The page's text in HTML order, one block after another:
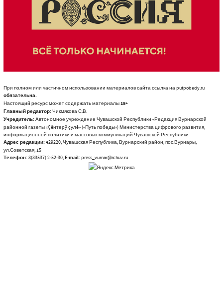
При полном или частичном использовании материалов сайта ссылка на putpobedy.ru
обязательна.
Настоящий ресурс может содержать материалы18+
Главный редактор:Чикмякова С.В.
Учредитель:Автономное учреждение Чувашской Республики «Редакция Вурнарской
районной газеты «Çĕнтерÿ çулĕ» («Путь победы») Министерства цифрового развития,
информационной политики и массовых коммуникаций Чувашской Республики
Адрес редакции:429220, Чувашская Республика, Вурнарский район, пос.Вурнары,
ул.Советская, 15
Телефон:8(83537) 2-52-30,E-mail:press_vurnar@rchuv.ru